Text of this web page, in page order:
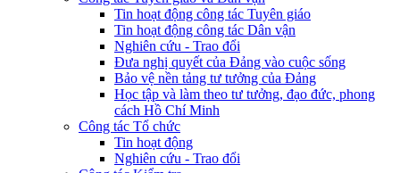
Tin hoạt động công tác Tuyên giáo
Tin hoạt động công tác Dân vận
Nghiên cứu - Trao đổi
Đưa nghị quyết của Đảng vào cuộc sống
Bảo vệ nền tảng tư tưởng của Đảng
Học tập và làm theo tư tưởng, đạo đức, phong
cách Hồ Chí Minh
Công tác Tổ chức
Tin hoạt động
Nghiên cứu - Trao đổi